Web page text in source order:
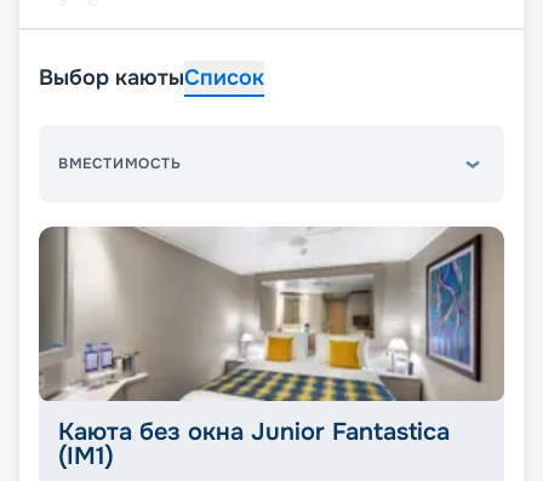
Выбор каютыСписок
ВМЕСТИМОСТЬ
Каюта без окна Junior Fantastica
(IM1)